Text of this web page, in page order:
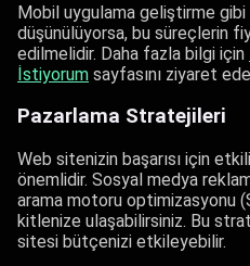
Mobil uygulama geliştirme
düşünülüyorsa, bu süreçlerin
edilmelidir. Daha fazla bilgi için
İstiyorum sayfasını ziyaret
Pazarlama Stratejileri
Web sitenizin başarısı için
önemlidir. Sosyal medya
arama motoru optimizasyonu
kitlenize ulaşabilirsiniz. Bu
sitesi bütçenizi etkileyebilir.